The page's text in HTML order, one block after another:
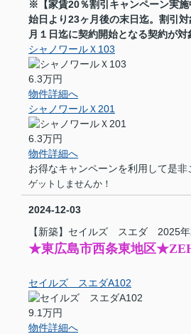
※【家賃20％割引キャンペーン実施
始日より23ヶ月後の末日迄。割引
月１日迄に契約開始となる契約が
シャノワールＸ103
6.3万円
物件詳細へ
シャノワールＸ201
6.3万円
物件詳細へ
お得なキャンペーンを利用して是非
ゲットしませんか！
2024-12-03
【新築】セイルズ スエダ 2025年
★東広島市西条東地区
セイルズ スエダA102
9.1万円
物件詳細へ